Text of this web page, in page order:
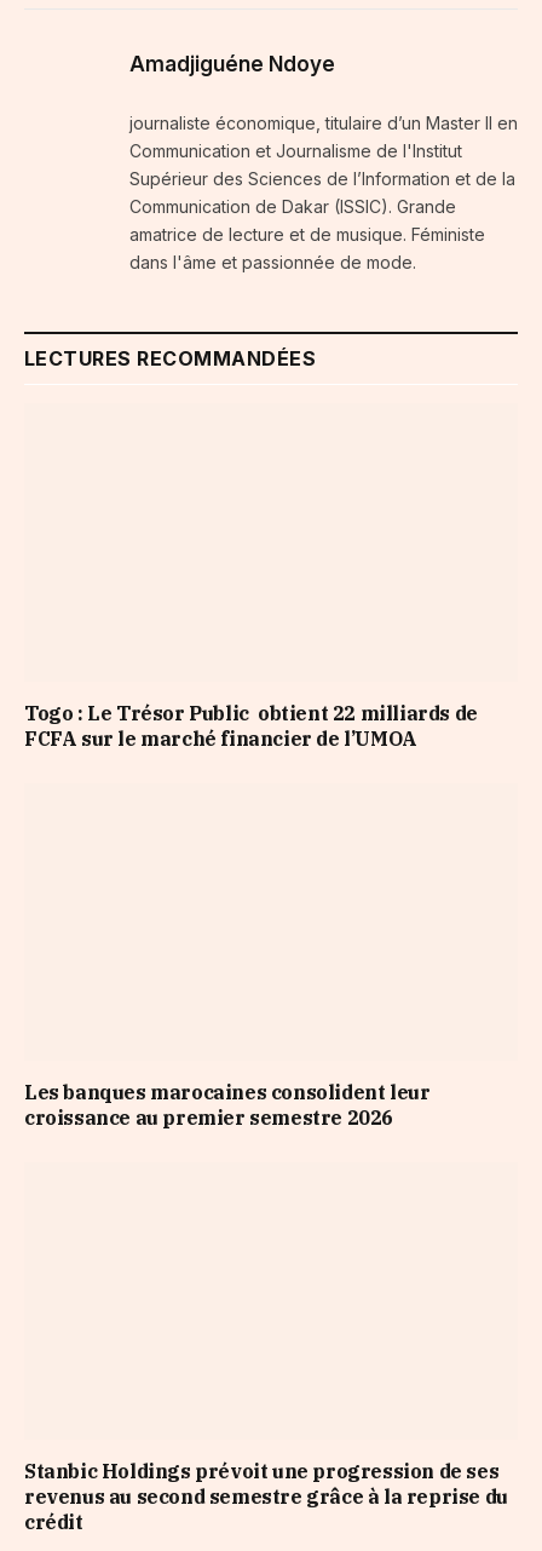
Amadjiguéne Ndoye
journaliste économique, titulaire d’un Master II en
Communication et Journalisme de l'Institut
Supérieur des Sciences de l’Information et de la
Communication de Dakar (ISSIC). Grande
amatrice de lecture et de musique. Féministe
dans l'âme et passionnée de mode.
LECTURES RECOMMANDÉES
Togo : Le Trésor Public obtient 22 milliards de
FCFA sur le marché financier de l’UMOA
Les banques marocaines consolident leur
croissance au premier semestre 2026
Stanbic Holdings prévoit une progression de ses
revenus au second semestre grâce à la reprise du
crédit